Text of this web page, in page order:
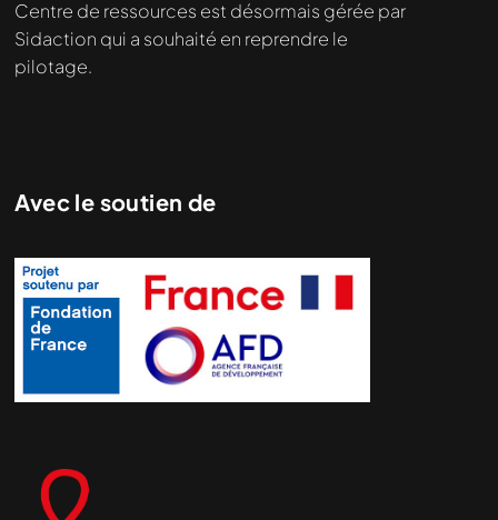
demandé....
Centre de ressources est désormais gérée par
Sidaction qui a souhaité en reprendre le
pilotage.
Avec le soutien de